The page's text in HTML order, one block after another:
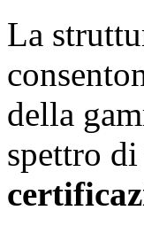
La
della
spettro